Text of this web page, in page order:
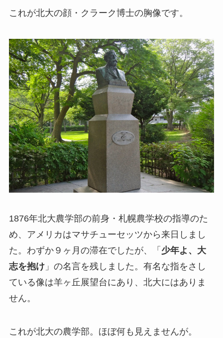
これが北大の顔・クラーク博士の胸像です。
1876年北大農学部の前身・札幌農学校の指導のた
め、アメリカはマサチューセッツから来日しまし
た。わずか９ヶ月の滞在でしたが、「 少年よ、大
志を抱け」の名言を残しました。有名な指をさし
ている像は羊ヶ丘展望台にあり、北大にはありま
せん。
これが北大の農学部。ほぼ何も見えませんが。